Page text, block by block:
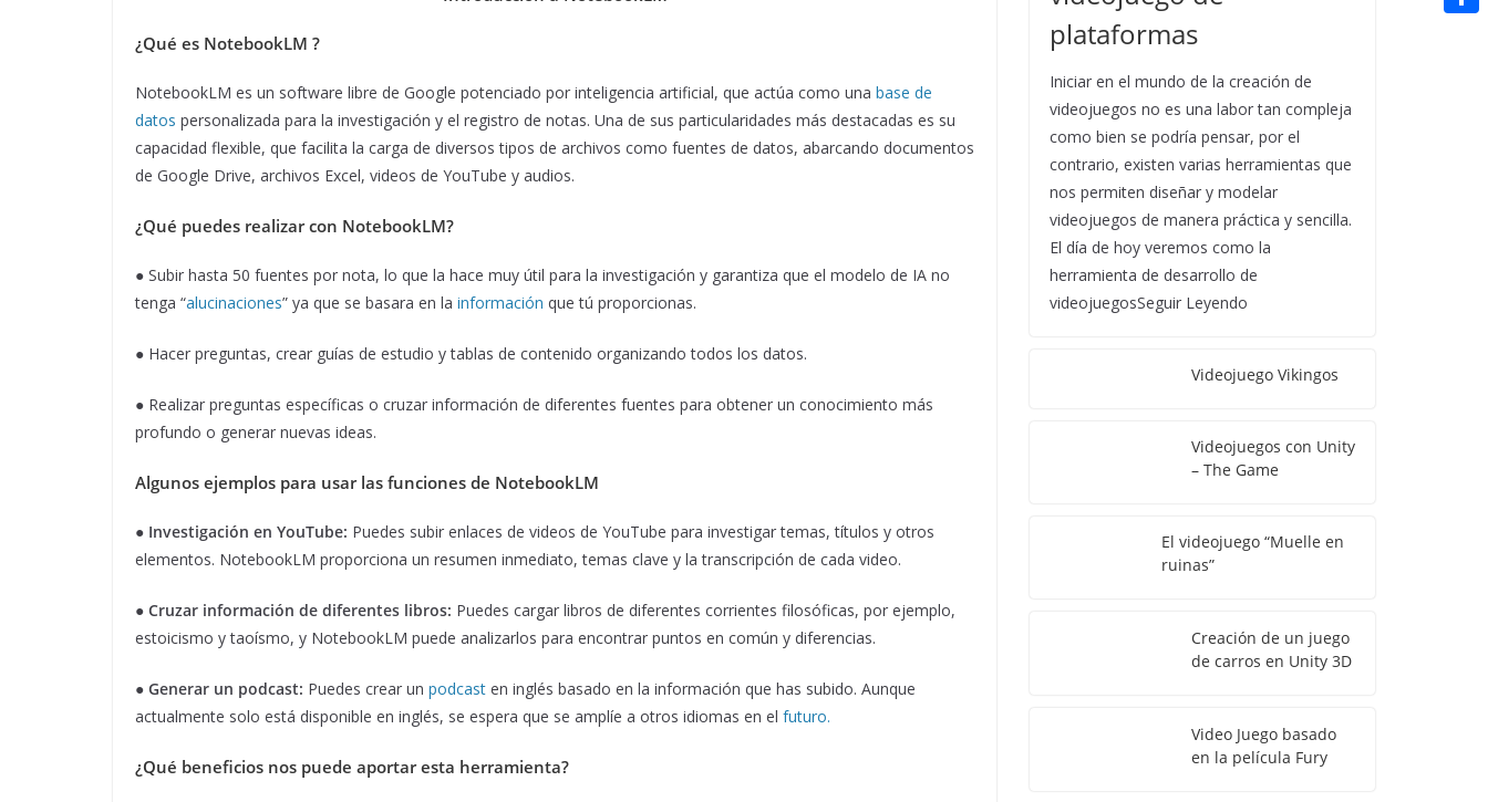
¿Qué es NotebookLM ?
NotebookLM es un software libre de Google potenciado por inteligencia artificial, que actúa como una base de
datos personalizada para la investigación y el registro de notas. Una de sus particularidades más destacadas es su
capacidad flexible, que facilita la carga de diversos tipos de archivos como fuentes de datos, abarcando documentos
de Google Drive, archivos Excel, videos de YouTube y audios.
¿Qué puedes realizar con NotebookLM?
● Subir hasta 50 fuentes por nota, lo que la hace muy útil para la investigación y garantiza que el modelo de IA no
tenga “alucinaciones” ya que se basara en la información que tú proporcionas.
● Hacer preguntas, crear guías de estudio y tablas de contenido organizando todos los datos.
● Realizar preguntas específicas o cruzar información de diferentes fuentes para obtener un conocimiento más
profundo o generar nuevas ideas.
Algunos ejemplos para usar las funciones de NotebookLM
● Investigación en YouTube: Puedes subir enlaces de videos de YouTube para investigar temas, títulos y otros
elementos. NotebookLM proporciona un resumen inmediato, temas clave y la transcripción de cada video.
● Cruzar información de diferentes libros: Puedes cargar libros de diferentes corrientes filosóficas, por ejemplo,
estoicismo y taoísmo, y NotebookLM puede analizarlos para encontrar puntos en común y diferencias.
● Generar un podcast: Puedes crear un podcast en inglés basado en la información que has subido. Aunque
actualmente solo está disponible en inglés, se espera que se amplíe a otros idiomas en el futuro.
¿Qué beneficios nos puede aportar esta herramienta?
plataformas
Iniciar en el mundo de la creación de
videojuegos no es una labor tan compleja
como bien se podría pensar, por el
contrario, existen varias herramientas que
nos permiten diseñar y modelar
videojuegos de manera práctica y sencilla.
El día de hoy veremos como la
herramienta de desarrollo de
videojuegosSeguir Leyendo
Videojuego Vikingos
Videojuegos con Unity
– The Game
El videojuego “Muelle en
ruinas”
Creación de un juego
de carros en Unity 3D
Video Juego basado
en la película Fury
n
a